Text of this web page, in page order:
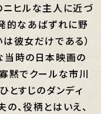
ヒルな主人に近づ
的なあばずれに野
彼女だけである）
当時の日本映画の
黙でクールな市川
とすじのダンディ
、役柄とはいえ、